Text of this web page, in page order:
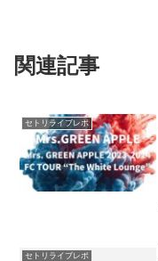
関連記事
セトリライブレポ
セトリライブレポ